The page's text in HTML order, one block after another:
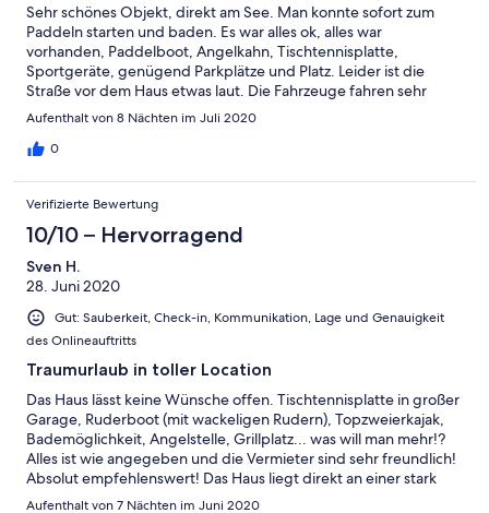
Sehr schönes Objekt, direkt am See. Man konnte sofort zum
Paddeln starten und baden. Es war alles ok, alles war
vorhanden, Paddelboot, Angelkahn, Tischtennisplatte,
Sportgeräte, genügend Parkplätze und Platz. Leider ist die
Straße vor dem Haus etwas laut. Die Fahrzeuge fahren sehr
schnell. Tempo 30 wäre wünschenswert.
Aufenthalt von 8 Nächten im Juli 2020
0
Verifizierte Bewertung
10/10 – Hervorragend
Sven H.
28. Juni 2020
Gut: Sauberkeit, Check-in, Kommunikation, Lage und Genauigkeit
des Onlineauftritts
Traumurlaub in toller Location
Das Haus lässt keine Wünsche offen. Tischtennisplatte in großer
Garage, Ruderboot (mit wackeligen Rudern), Topzweierkajak,
Bademöglichkeit, Angelstelle, Grillplatz... was will man mehr!?
Alles ist wie angegeben und die Vermieter sind sehr freundlich!
Absolut empfehlenswert! Das Haus liegt direkt an einer stark
frequentierten Straße, die man nicht wirklich spürt! Netto,
Aufenthalt von 7 Nächten im Juni 2020